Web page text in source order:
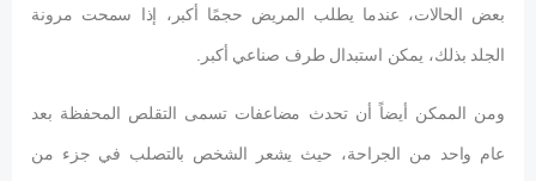
بعض الحالات، عندما يطلب المريض حجمًا أكبر، إذا سمحت مرونة
الجلد بذلك، يمكن استبدال طرف صناعي أكبر.
ومن الممكن أيضاً أن تحدث مضاعفات تسمى التقلص المحفظة بعد
عام واحد من الجراحة، حيث يشعر الشخص بالتصلب في جزء من